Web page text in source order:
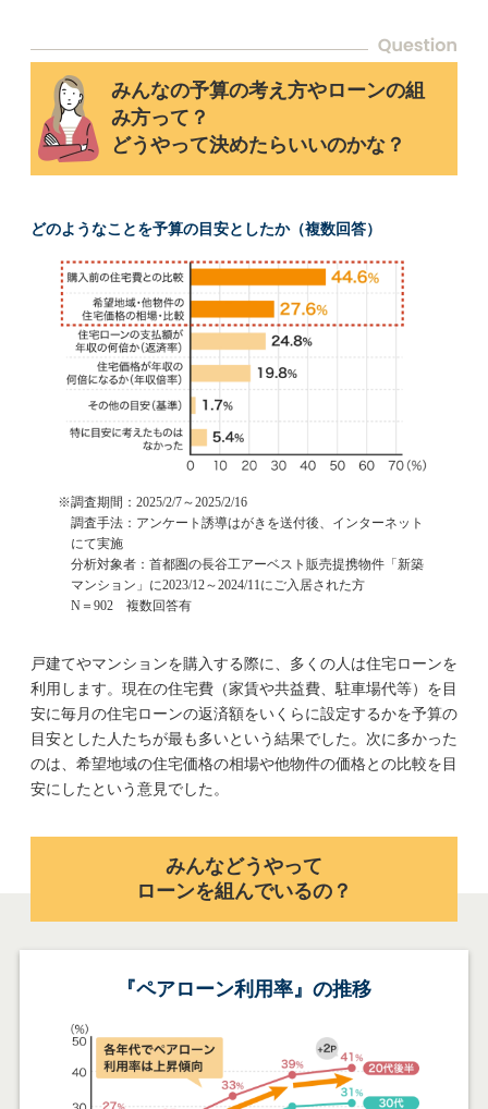
みんなの予算の考え方やローンの組
み方って？
どうやって決めたらいいのかな？
どのようなことを予算の目安としたか（複数回答）
調査期間：2025/2/7～2025/2/16
調査手法：アンケート誘導はがきを送付後、インターネット
にて実施
分析対象者：首都圏の長谷工アーベスト販売提携物件「新築
マンション」に2023/12～2024/11にご入居された方
N＝902 複数回答有
戸建てやマンションを購入する際に、多くの人は住宅ローンを
利用します。現在の住宅費（家賃や共益費、駐車場代等）を目
安に毎月の住宅ローンの返済額をいくらに設定するかを予算の
目安とした人たちが最も多いという結果でした。次に多かった
のは、希望地域の住宅価格の相場や他物件の価格との比較を目
安にしたという意見でした。
みんなどうやって
ローンを組んでいるの？
『ペアローン利用率』の推移